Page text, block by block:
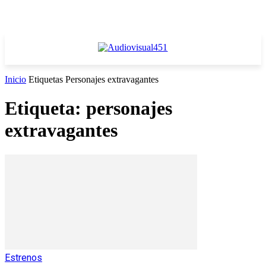
Inicio Etiquetas Personajes extravagantes
Etiqueta: personajes
extravagantes
Estrenos